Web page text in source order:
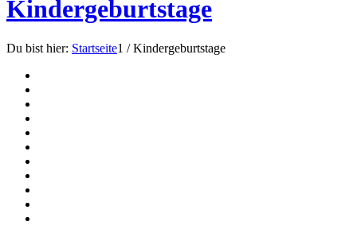
Kindergeburtstage
Du bist hier: Startseite1 / Kindergeburtstage